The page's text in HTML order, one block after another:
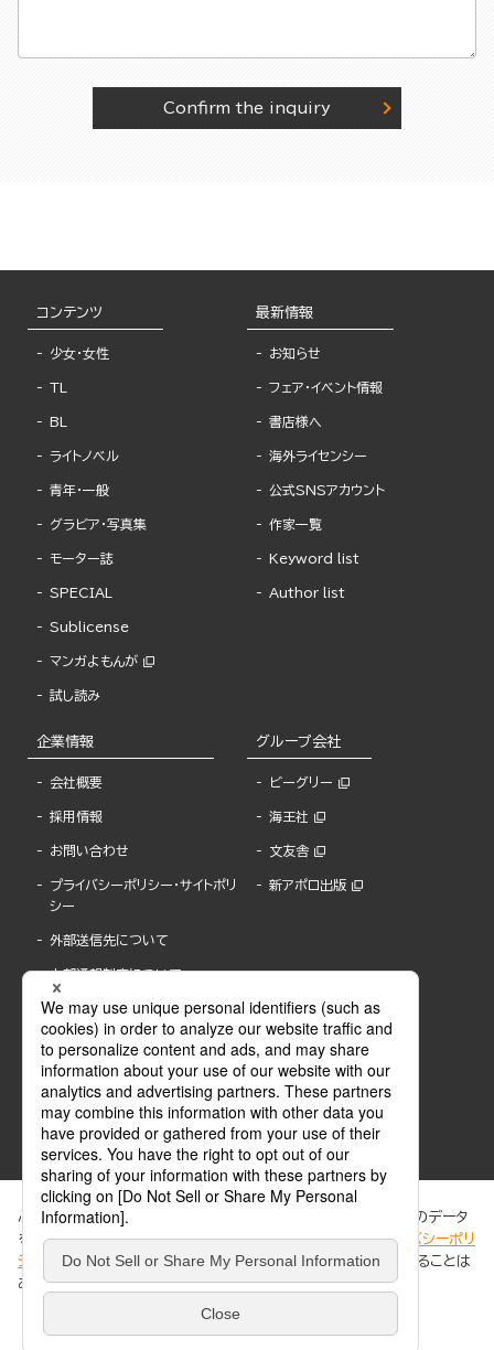
Confirm the inquiry
コンテンツ
少女・女性
TL
BL
ライトノベル
青年・一般
グラビア・写真集
モーター誌
SPECIAL
Sublicense
マンガよもんが
試し読み
最新情報
お知らせ
フェア・イベント情報
書店様へ
海外ライセンシー
公式SNSアカウント
作家一覧
Keyword list
Author list
企業情報
会社概要
採用情報
お問い合わせ
プライバシーポリシー・サイトポリ
シー
外部送信先について
内部通報制度について
グループ会社
ビーグリー
海王社
文友舎
新アポロ出版
ABJマークは、この電子書店・電子書籍配信サービスが、著作権者からコンテンツ使用許諾を
得た正規版配信サービスであることを示す登録商標(登録番号 第6091713号)です。
ABJマークの詳細、ABJマークを掲示しているサービスの一覧はこちら。
ぶんか社が運営するサイトでは、利便性向上のためにCookie等のデータ
を使用しています。 当社のCookieについての詳細は、「プライバシーポリ
シー
」をご覧ください。当サイトでは、訪問者の個人情報を追跡することは
ありません。